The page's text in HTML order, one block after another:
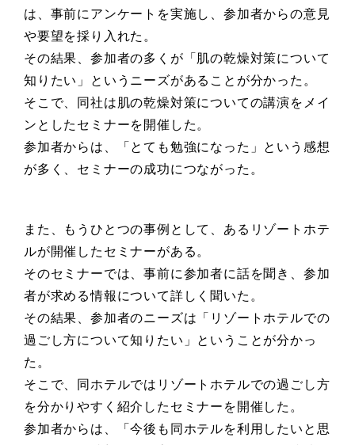
は、事前にアンケートを実施し、参加者からの意見
や要望を採り入れた。
その結果、参加者の多くが「肌の乾燥対策について
知りたい」というニーズがあることが分かった。
そこで、同社は肌の乾燥対策についての講演をメイ
ンとしたセミナーを開催した。
参加者からは、「とても勉強になった」という感想
が多く、セミナーの成功につながった。
また、もうひとつの事例として、あるリゾートホテ
ルが開催したセミナーがある。
そのセミナーでは、事前に参加者に話を聞き、参加
者が求める情報について詳しく聞いた。
その結果、参加者のニーズは「リゾートホテルでの
過ごし方について知りたい」ということが分かっ
た。
そこで、同ホテルではリゾートホテルでの過ごし方
を分かりやすく紹介したセミナーを開催した。
参加者からは、「今後も同ホテルを利用したいと思